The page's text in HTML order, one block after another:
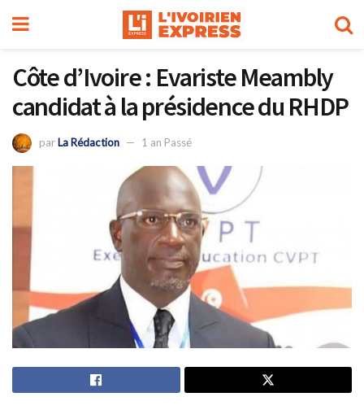
Côte d’Ivoire : Evariste Meambly
candidat à la présidence du RHDP
parLa Rédaction 1 an Passé